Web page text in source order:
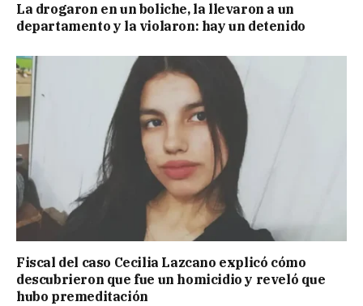
La drogaron en un boliche, la llevaron a un
departamento y la violaron: hay un detenido
Fiscal del caso Cecilia Lazcano explicó cómo
descubrieron que fue un homicidio y reveló que
hubo premeditación